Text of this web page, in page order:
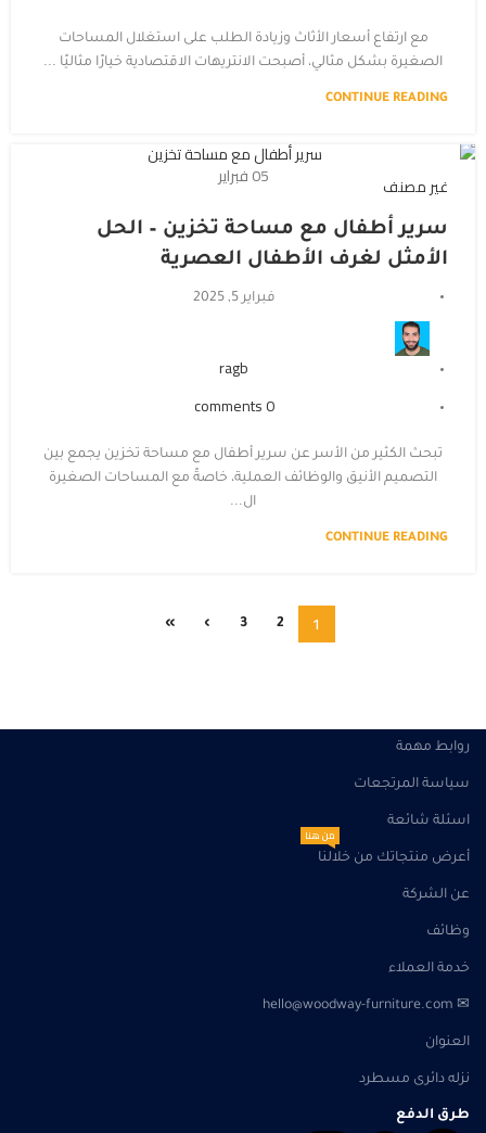
مع ارتفاع أسعار الأثاث وزيادة الطلب على استغلال المساحات
الصغيرة بشكل مثالي، أصبحت الانتريهات الاقتصادية خيارًا مثاليًا ...
CONTINUE READING
05فبراير غير مصنف
سرير أطفال مع مساحة تخزين – الحل
الأمثل لغرف الأطفال العصرية
فبراير 5, 2025
ragb
0
comments
تبحث الكثير من الأسر عن سرير أطفال مع مساحة تخزين يجمع بين
التصميم الأنيق والوظائف العملية، خاصةً مع المساحات الصغيرة
ال...
CONTINUE READING
1
2
3
›
»
روابط مهمة
سياسة المرتجعات
اسئلة شائعة
أعرض منتجاتك من خلالنا
من هنا
عن الشركة
وظائف
خدمة العملاء
✉ hello@woodway-furniture.com
العنوان
نزله دائرى مسطرد
طرق الدفع